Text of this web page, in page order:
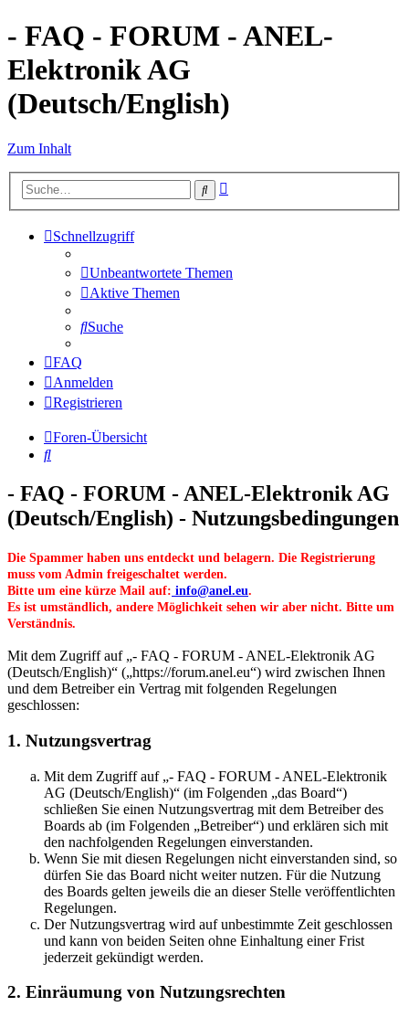
- FAQ - FORUM - ANEL-
Elektronik AG
(Deutsch/English)
Zum Inhalt
Suche
Schnellzugriff
Unbeantwortete Themen
Aktive Themen
Suche
FAQ
Anmelden
Registrieren
Foren-Übersicht
Suche
- FAQ - FORUM - ANEL-Elektronik AG
(Deutsch/English) - Nutzungsbedingungen
Die Spammer haben uns entdeckt und belagern. Die Registrierung
muss vom Admin freigeschaltet werden.
Bitte um eine kürze Mail auf: info@anel.eu.
Es ist umständlich, andere Möglichkeit sehen wir aber nicht. Bitte um
Verständnis.
Mit dem Zugriff auf „- FAQ - FORUM - ANEL-Elektronik AG
(Deutsch/English)“ („https://forum.anel.eu“) wird zwischen Ihnen
und dem Betreiber ein Vertrag mit folgenden Regelungen
geschlossen:
1. Nutzungsvertrag
Mit dem Zugriff auf „- FAQ - FORUM - ANEL-Elektronik
AG (Deutsch/English)“ (im Folgenden „das Board“)
schließen Sie einen Nutzungsvertrag mit dem Betreiber des
Boards ab (im Folgenden „Betreiber“) und erklären sich mit
den nachfolgenden Regelungen einverstanden.
Wenn Sie mit diesen Regelungen nicht einverstanden sind, so
dürfen Sie das Board nicht weiter nutzen. Für die Nutzung
des Boards gelten jeweils die an dieser Stelle veröffentlichten
Regelungen.
Der Nutzungsvertrag wird auf unbestimmte Zeit geschlossen
und kann von beiden Seiten ohne Einhaltung einer Frist
jederzeit gekündigt werden.
2. Einräumung von Nutzungsrechten